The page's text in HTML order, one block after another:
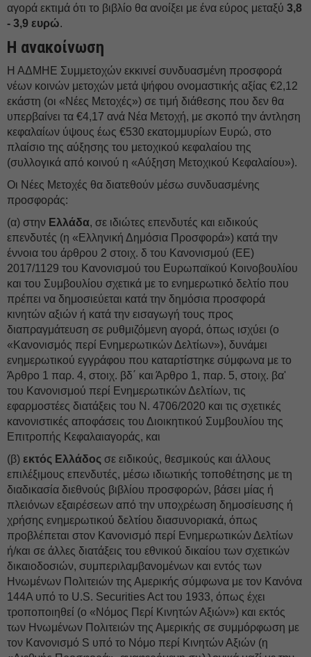
αγορά εκτιμά ότι το βιβλίο θα ανοίξει με ένα εύρος μεταξύ 3,8
- 3,9 ευρώ.
Η ανακοίνωση
Η ΑΔΜΗΕ Συμμετοχών εκκινεί συνδυασμένη προσφορά
νέων κοινών μετοχών μετά ψήφου ονομαστικής αξίας €2,12
εκάστη (οι «Nέες Μετοχές») σε τιμή διάθεσης που δεν θα
υπερβαίνει τα €4,17 ανά Νέα Μετοχή, με σκοπό την άντληση
κεφαλαίων ύψους έως €530 εκατομμυρίων Ευρώ, στο
πλαίσιο της αύξησης του μετοχικού κεφαλαίου της
(συλλογικά από κοινού η «Αύξηση Μετοχικού Κεφαλαίου»).
Οι Νέες Μετοχές θα διατεθούν μέσω συνδυασμένης
προσφοράς:
(α) στην Ελλάδα, σε ιδιώτες επενδυτές και ειδικούς
επενδυτές (η «Ελληνική Δημόσια Προσφορά») κατά την
έννοια του άρθρου 2 στοιχ. δ του Κανονισμού (ΕΕ)
2017/1129 του Κανονισμού του Ευρωπαϊκού Κοινοβουλίου
και του Συμβουλίου σχετικά με το ενημερωτικό δελτίο που
πρέπει να δημοσιεύεται κατά την δημόσια προσφορά
κινητών αξιών ή κατά την εισαγωγή τους προς
διαπραγμάτευση σε ρυθμιζόμενη αγορά, όπως ισχύει (ο
«Κανονισμός περί Ενημερωτικών Δελτίων»), δυνάμει
ενημερωτικού εγγράφου που καταρτίστηκε σύμφωνα με το
Άρθρο 1 παρ. 4, στοιχ. βδ΄ και Άρθρο 1, παρ. 5, στοιχ. βα'
του Κανονισμού περί Ενημερωτικών Δελτίων, τις
εφαρμοστέες διατάξεις του Ν. 4706/2020 και τις σχετικές
κανονιστικές αποφάσεις του Διοικητικού Συμβουλίου της
Επιτροπής Κεφαλαιαγοράς, και
(β) εκτός Ελλάδος σε ειδικούς, θεσμικούς και άλλους
επιλέξιμους επενδυτές, μέσω ιδιωτικής τοποθέτησης με τη
διαδικασία διεθνούς βιβλίου προσφορών, βάσει μίας ή
πλειόνων εξαιρέσεων από την υποχρέωση δημοσίευσης ή
χρήσης ενημερωτικού δελτίου διασυνοριακά, όπως
προβλέπεται στον Κανονισμό περί Ενημερωτικών Δελτίων
ή/και σε άλλες διατάξεις του εθνικού δικαίου των σχετικών
δικαιοδοσιών, συμπεριλαμβανομένων και εντός των
Ηνωμένων Πολιτειών της Αμερικής σύμφωνα με τον Κανόνα
144A υπό το U.S. Securities Act του 1933, όπως έχει
τροποποιηθεί (ο «Νόμος Περί Κινητών Αξιών») και εκτός
των Ηνωμένων Πολιτειών της Αμερικής σε συμμόρφωση με
τον Κανονισμό S υπό το Νόμο περί Κινητών Αξιών (η